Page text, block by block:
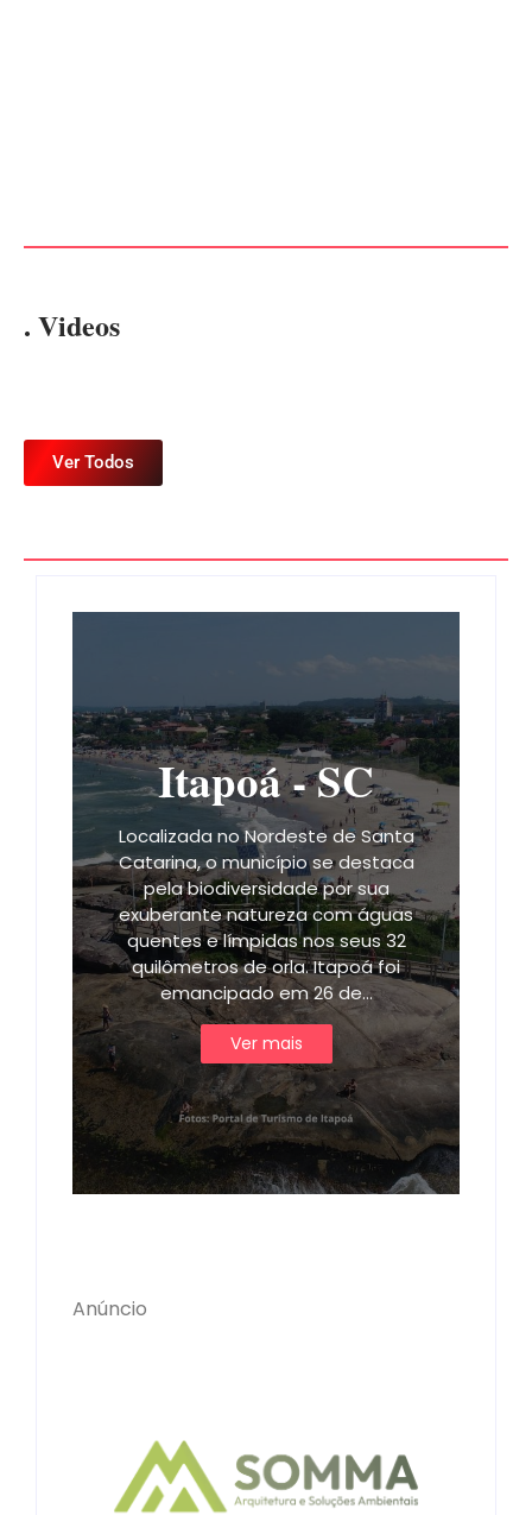
. Videos
Ver Todos
Itapoá - SC
Localizada no Nordeste de Santa
Catarina, o município se destaca
pela biodiversidade por sua
exuberante natureza com águas
quentes e límpidas nos seus 32
quilômetros de orla. Itapoá foi
emancipado em 26 de…
Ver mais
Anúncio